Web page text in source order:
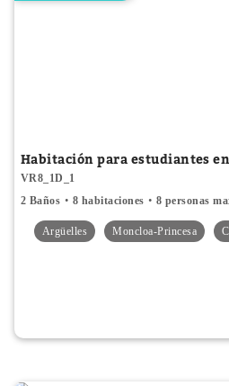
Habitación para estudiantes
VR8_1D_1
2 Baños
8 habitaciones 8 personas
Argüelles Moncloa-Princesa